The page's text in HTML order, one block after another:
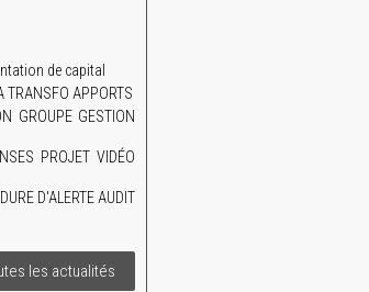
de capital
APPORTS
GROUPE GESTION
PROJET VIDÉO
D'ALERTE AUDIT
les actualités